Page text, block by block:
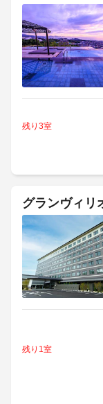
残り3室
グランヴィリ
残り1室